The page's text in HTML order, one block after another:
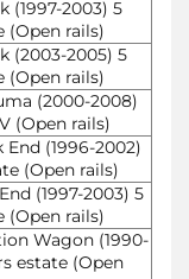
(1997-2003) 5
(Open rails)
(2003-2005) 5
(Open rails)
(2000-2008)
(Open rails)
End (1996-2002)
(Open rails)
(1997-2003) 5
(Open rails)
Wagon (1990-
estate (Open